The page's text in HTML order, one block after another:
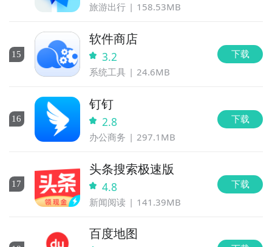
旅游出行 158.53MB
15
软件商店
3.2
系统工具 24.6MB
下载
16
钉钉
2.8
办公商务 297.1MB
下载
17
头条搜索极速版
4.8
新闻阅读 141.39MB
下载
百度地图